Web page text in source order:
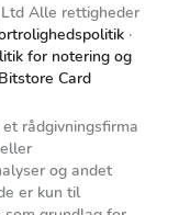
Alle rettigheder
for notering og
Card
rådgivningsfirma
og andet
er kun til